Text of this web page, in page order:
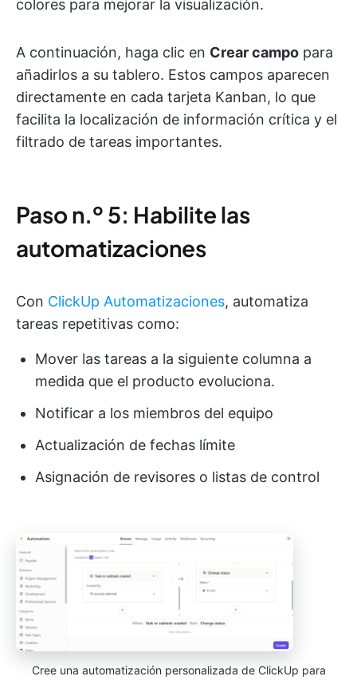
colores para mejorar la visualización.
A continuación, haga clic en Crear campo para
añadirlos a su tablero. Estos campos aparecen
directamente en cada tarjeta Kanban, lo que
facilita la localización de información crítica y el
filtrado de tareas importantes.
Paso n.º 5: Habilite las
automatizaciones
Con ClickUp Automatizaciones, automatiza
tareas repetitivas como:
Mover las tareas a la siguiente columna a
medida que el producto evoluciona.
Notificar a los miembros del equipo
Actualización de fechas límite
Asignación de revisores o listas de control
Cree una automatización personalizada de ClickUp para